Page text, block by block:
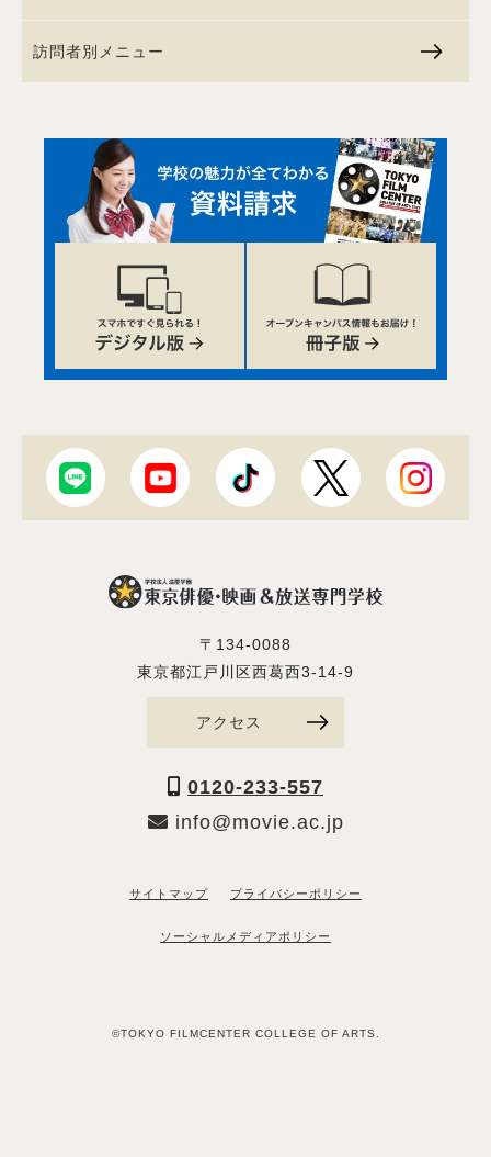
訪問者別メニュー
〒134-0088
東京都江戸川区西葛西3-14-9
アクセス
0120-233-557
info@movie.ac.jp
サイトマップ プライバシーポリシー
ソーシャルメディアポリシー
©TOKYO FILMCENTER COLLEGE OF ARTS.